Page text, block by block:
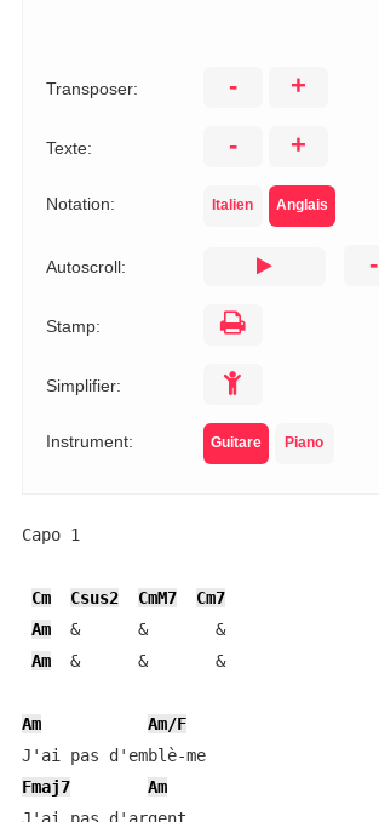
Transposer: - +
Texte: - +
Notation: Italien Anglais
Autoscroll: -
Stamp:
Simplifier:
Instrument: Guitare Piano
Capo 1
Cm Csus2 CmM7
Cm7
Am
  &      &       &
Am
  &      &       &
Am
Am/F
J'ai pas d'emblè-me
Fmaj7
Am